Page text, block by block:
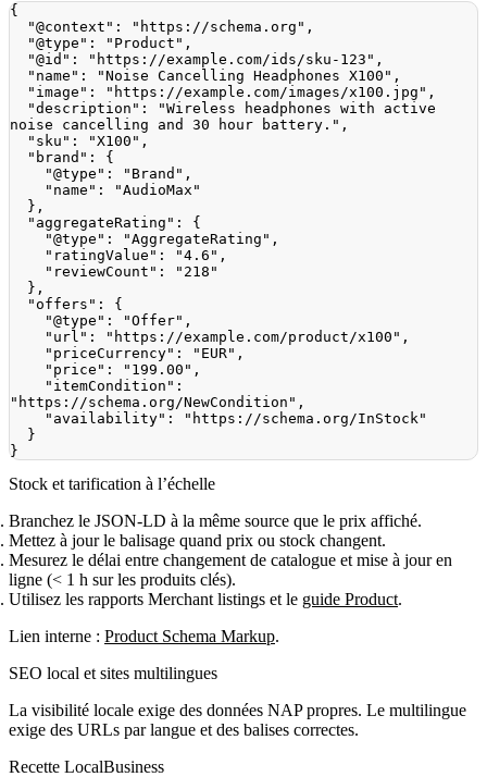
{
"@context" : "https://schema.org" ,
"@type" : "Product" ,
"@id" : "https://example.com/ids/sku-123" ,
"name" : "Noise Cancelling Headphones X100" ,
"image" : "https://example.com/images/x100.jpg" ,
"description" :
"Wireless headphones with active
noise cancelling and 30 hour battery." ,
"sku" : "X100" ,
"brand" :
{
"@type" : "Brand" ,
"name" :
"AudioMax"
} ,
"aggregateRating" :
{
"@type" : "AggregateRating" ,
"ratingValue" : "4.6" ,
"reviewCount" :
"218"
} ,
"offers" :
{
"@type" : "Offer" ,
"url" : "https://example.com/product/x100" ,
"priceCurrency" : "EUR" ,
"price" : "199.00" ,
"itemCondition" :
"https://schema.org/NewCondition" ,
"availability" :
"https://schema.org/InStock"
}
}
Stock et tarification à l’échelle
Branchez le JSON‑LD à la même source que le prix affiché.
Mettez à jour le balisage quand prix ou stock changent.
Mesurez le délai entre changement de catalogue et mise à jour en
ligne (< 1 h sur les produits clés).
Utilisez les rapports Merchant listings et le guide Product.
Lien interne : Product Schema Markup.
SEO local et sites multilingues
La visibilité locale exige des données NAP propres. Le multilingue
exige des URLs par langue et des balises correctes.
Recette LocalBusiness